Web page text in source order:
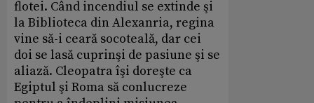
flotei. Când incendiul se extinde şi
la Biblioteca din Alexanria, regina
vine să-i ceară socoteală, dar cei
doi se lasă cuprinşi de pasiune şi se
aliază. Cleopatra îşi doreşte ca
Egiptul şi Roma să conlucreze